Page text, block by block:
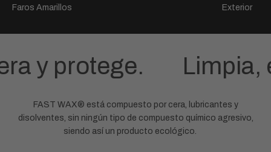
y protege. Limpia,
FAST WAX® está compuesto por cera, lubricantes y
disolventes, sin ningún tipo de compuesto químico agresivo,
siendo así un producto ecológico.